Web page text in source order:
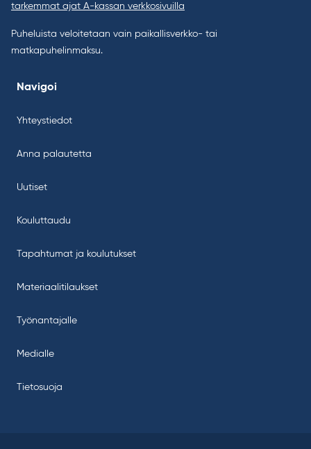
tarkemmat ajat A-kassan verkkosivuilla
Puheluista veloitetaan vain paikallisverkko- tai
matkapuhelinmaksu.
Navigoi
Yhteystiedot
Anna palautetta
Uutiset
Kouluttaudu
Tapahtumat ja koulutukset
Materiaalitilaukset
Työnantajalle
Medialle
Tietosuoja